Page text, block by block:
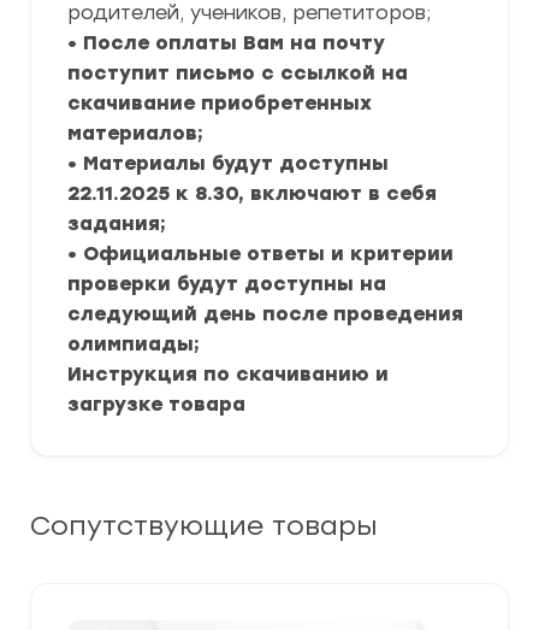
родителей, учеников, репетиторов;
• После оплаты Вам на почту
поступит письмо с ссылкой на
скачивание приобретенных
материалов;
• Материалы будут доступны
22.11.2025 к 8.30, включают в себя
задания;
• Официальные ответы и критерии
проверки будут доступны на
следующий день после проведения
олимпиады;
Инструкция по скачиванию и
загрузке товара
Сопутствующие товары